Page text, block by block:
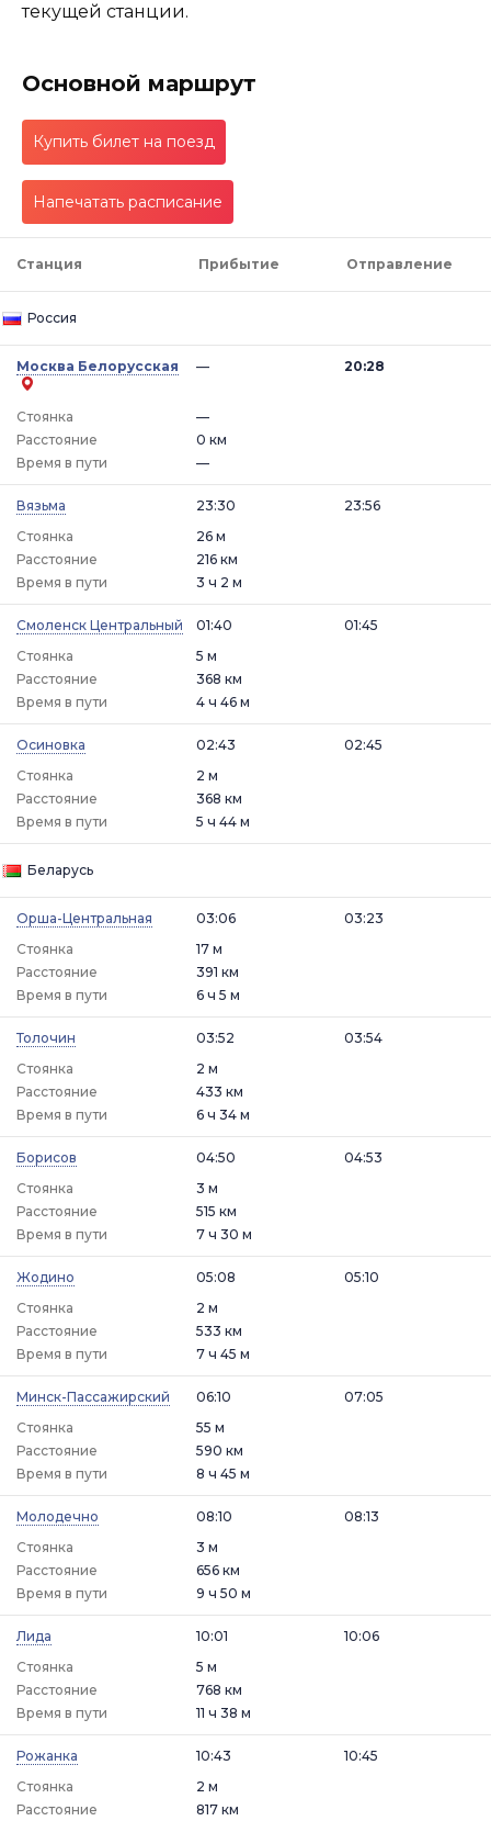
текущей станции.
Основной маршрут
Купить билет на поезд
Напечатать расписание
Станция Прибытие Отправление
Россия
Москва Белорусская —
Стоянка —
20:28
Расстояние
0 км
Время в пути
—
Вязьма
23:30
Стоянка
26 м
23:56
Расстояние
216 км
Время в пути
3 ч 2 м
Смоленск Центральный
01:40
Стоянка
5 м
01:45
Расстояние
368 км
Время в пути
4 ч 46 м
Осиновка
02:43
Стоянка
2 м
02:45
Расстояние
368 км
Время в пути
5 ч 44 м
Беларусь
Орша-Центральная
03:06
Стоянка
17 м
03:23
Расстояние
391 км
Время в пути
6 ч 5 м
Толочин
03:52
Стоянка
2 м
03:54
Расстояние
433 км
Время в пути
6 ч 34 м
Борисов
04:50
Стоянка
3 м
04:53
Расстояние
515 км
Время в пути
7 ч 30 м
Жодино
05:08
Стоянка
2 м
05:10
Расстояние
533 км
Время в пути
7 ч 45 м
Минск-Пассажирский
06:10
Стоянка
55 м
07:05
Расстояние
590 км
Время в пути
8 ч 45 м
Молодечно
08:10
Стоянка
3 м
08:13
Расстояние
656 км
Время в пути
9 ч 50 м
Лида
10:01
Стоянка
5 м
10:06
Расстояние
768 км
Время в пути
11 ч 38 м
Рожанка
10:43
Стоянка
2 м
10:45
Расстояние 817 км